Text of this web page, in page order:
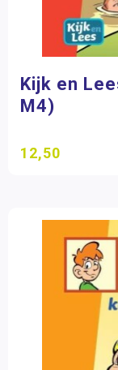
Kijk en
M4)
12,50